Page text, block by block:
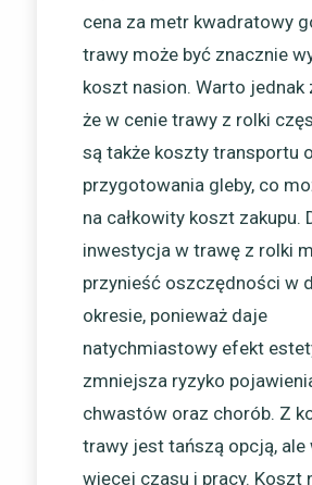
cena za metr kwadratowy
trawy może być znacznie
koszt nasion. Warto jednak
że w cenie trawy z rolki
są także koszty transportu
przygotowania gleby, co
na całkowity koszt zakupu.
inwestycja w trawę z rolki
przynieść oszczędności w
okresie, ponieważ daje
natychmiastowy efekt
zmniejsza ryzyko
chwastów oraz chorób. Z
trawy jest tańszą opcją, ale
więcej czasu i pracy. Koszt